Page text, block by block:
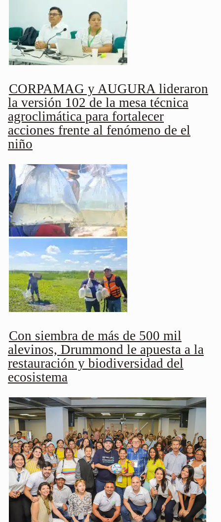
CORPAMAG y AUGURA lideraron
la versión 102 de la mesa técnica
agroclimática para fortalecer
acciones frente al fenómeno de el
niño
Con siembra de más de 500 mil
alevinos, Drummond le apuesta a la
restauración y biodiversidad del
ecosistema